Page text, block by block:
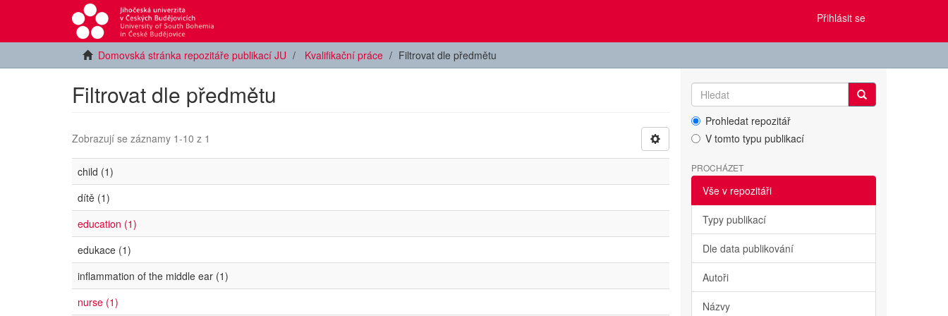
Přihlásit se
Domovská stránka repozitáře publikací JU Kvalifikační práce Filtrovat dle předmětu
Filtrovat dle předmětu
Zobrazují se záznamy 1-10 z 1
child (1)
dítě (1)
education (1)
edukace (1)
inflammation of the middle ear (1)
nurse (1)
Prohledat repozitář
V tomto typu publikací
PROCHÁZET
Vše v repozitáři
Typy publikací
Dle data publikování
Autoři
Názvy